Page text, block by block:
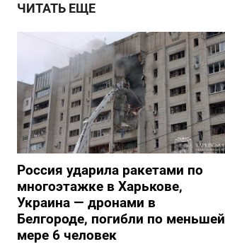
ЧИТАТЬ ЕЩЕ
Россия ударила ракетами по
многоэтажке в Харькове,
Украина — дронами в
Белгороде, погибли по меньшей
мере 6 человек